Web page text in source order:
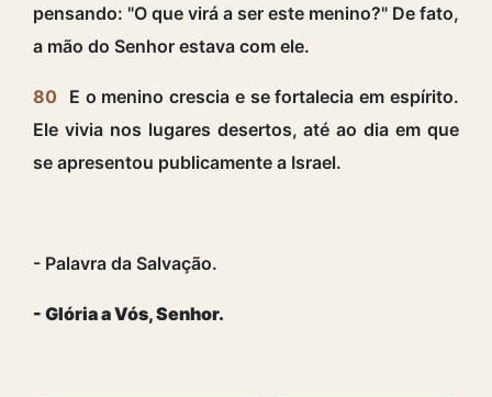
pensando: "O que virá a ser este menino?" De fato,
a mão do Senhor estava com ele.
80 E o menino crescia e se fortalecia em espírito.
Ele vivia nos lugares desertos, até ao dia em que
se apresentou publicamente a Israel.
- Palavra da Salvação.
- Glória a Vós, Senhor.